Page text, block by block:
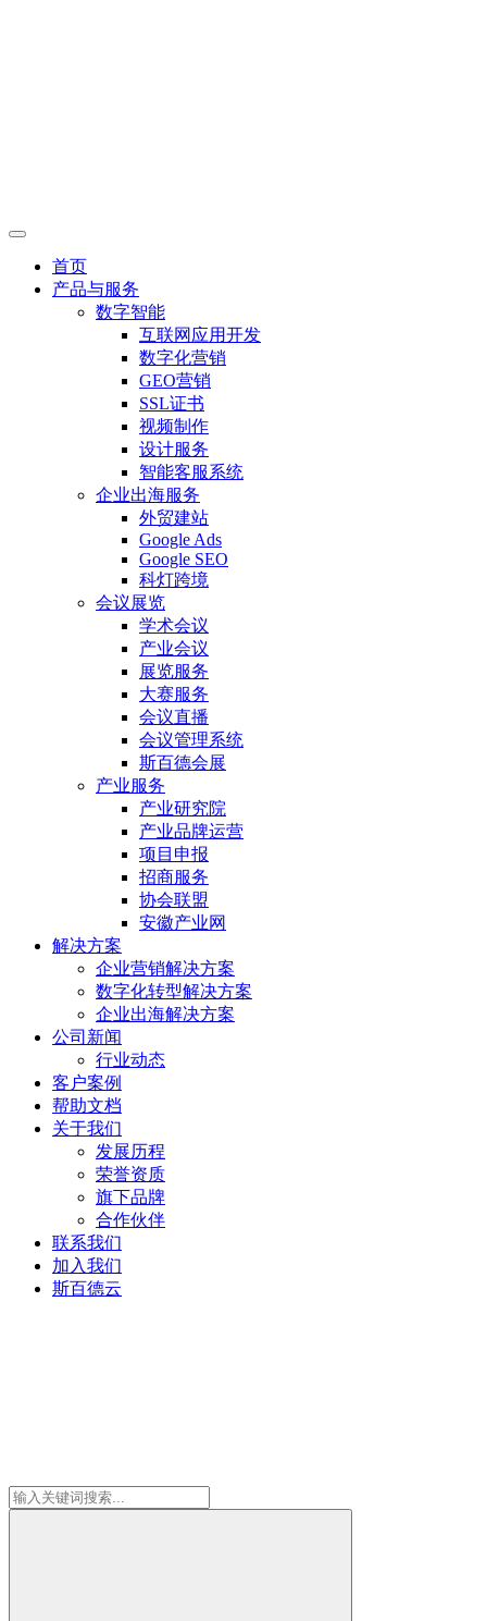
首页
产品与服务
数字智能
互联网应用开发
数字化营销
GEO营销
SSL证书
视频制作
设计服务
智能客服系统
企业出海服务
外贸建站
Google Ads
Google SEO
科灯跨境
会议展览
学术会议
产业会议
展览服务
大赛服务
会议直播
会议管理系统
斯百德会展
产业服务
产业研究院
产业品牌运营
项目申报
招商服务
协会联盟
安徽产业网
解决方案
企业营销解决方案
数字化转型解决方案
企业出海解决方案
公司新闻
行业动态
客户案例
帮助文档
关于我们
发展历程
荣誉资质
旗下品牌
合作伙伴
联系我们
加入我们
斯百德云